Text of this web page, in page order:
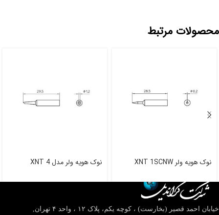
محصولات مرتبط
نوک هویه ولر XNT 1SCNW نوک هویه ولر مدل XNT 4
خیابان احمد قصیر (بخارست) ، کوچه یکم، پلاک ۱۲ ، واحد ۴
تهران,